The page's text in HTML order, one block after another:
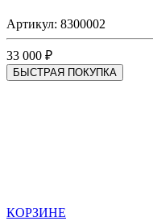
Артикул: 8300002
33 000 ₽
БЫСТРАЯ ПОКУПКА
КОРЗИНЕ